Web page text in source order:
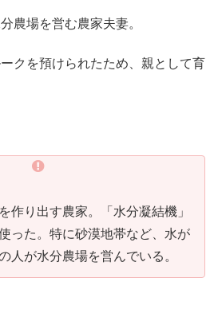
農場を営む農家夫妻。
クを預けられたため、親として育
作り出す農家。「水分凝結機」
った。特に砂漠地帯など、水が
人が水分農場を営んでいる。